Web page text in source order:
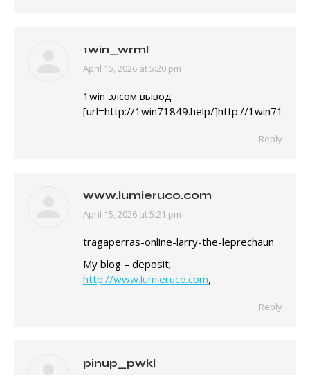
1win_wrml
says:
April 15, 2026 at 5:20 pm
1win элсом вывод
[url=http://1win71849.help/]http://
Reply
www.lumieruco.com
says:
April 15, 2026 at 5:21 pm
tragaperras-online-larry-the-leprechaun
My blog – deposit;
http://www.lumieruco.com,
Reply
pinup_pwkl